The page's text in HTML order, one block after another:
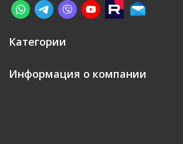
Категории
Информация о компании